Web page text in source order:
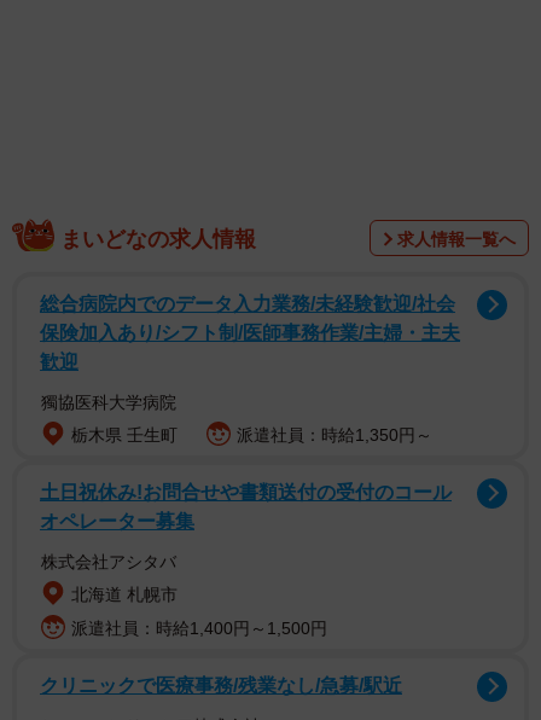
調査は、全国の中学校・高等学校の教職員1010人を対象と
して、2026年2月にインターネットで実施されました。
2/7
まいどなの求人情報 求人情報一覧へ
総合病院内でのデータ入力業務/未経験歓迎/社会
保険加入あり/シフト制/医師事務作業/主婦・主夫
歓迎
獨協医科大学病院
栃木県 壬生町
派遣社員：時給1,350円～
土日祝休み!お問合せや書類送付の受付のコール
オペレーター募集
株式会社アシタバ
北海道 札幌市
派遣社員：時給1,400円～1,500円
クリニックで医療事務/残業なし/急募/駅近